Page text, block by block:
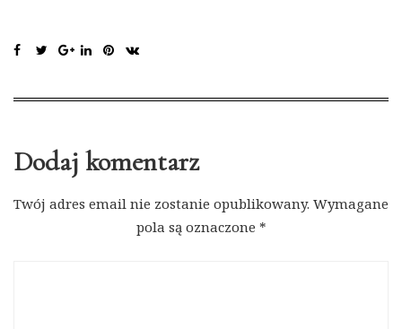
Dodaj komentarz
Twój adres email nie zostanie opublikowany. Wymagane
pola są oznaczone *